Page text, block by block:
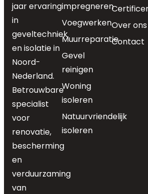
jaar ervaring
in
geveltechniek
en isolatie in
Noord-
Nederland.
Betrouwbare
specialist
voor
renovatie,
bescherming
en
verduurzaming
van
impregneren
Voegwerken
Muurreparatie
Gevel
reinigen
Woning
isoleren
Natuurvriendelijk
isoleren
Over ons
Contact